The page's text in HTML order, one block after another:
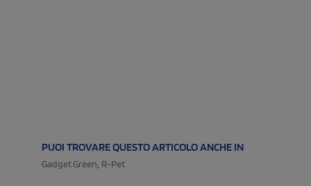
PUOI TROVARE QUESTO ARTICOLO ANCHE IN
Gadget Green, R-Pet